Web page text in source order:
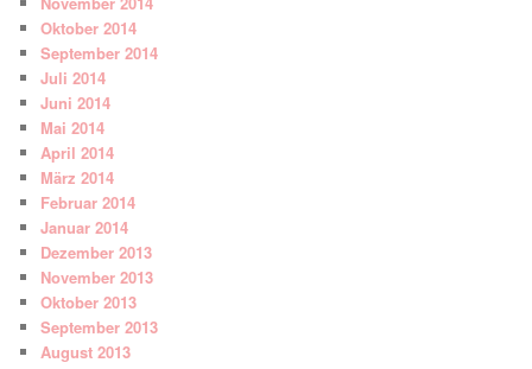
Oktober 2014
September 2014
Juli 2014
Juni 2014
Mai 2014
April 2014
März 2014
Februar 2014
Januar 2014
Dezember 2013
November 2013
Oktober 2013
September 2013
August 2013